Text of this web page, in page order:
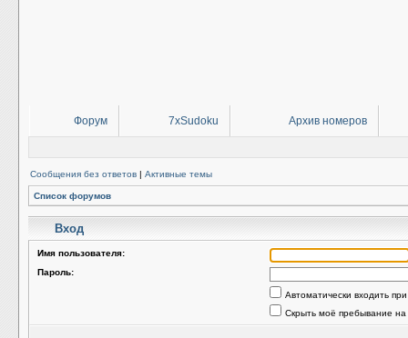
Форум 7xSudoku Архив номеров
Сообщения без ответов | Активные темы
Список форумов
Вход
Имя пользователя:
Пароль:
Автоматически входить
Скрыть моё пребывание